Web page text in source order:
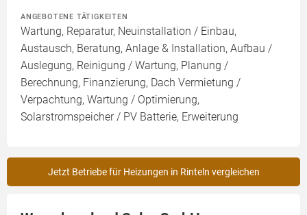
ANGEBOTENE TÄTIGKEITEN
Wartung, Reparatur, Neuinstallation / Einbau,
Austausch, Beratung, Anlage & Installation, Aufbau /
Auslegung, Reinigung / Wartung, Planung /
Berechnung, Finanzierung, Dach Vermietung /
Verpachtung, Wartung / Optimierung,
Solarstromspeicher / PV Batterie, Erweiterung
Jetzt Betriebe für Heizungen in Rinteln vergleichen